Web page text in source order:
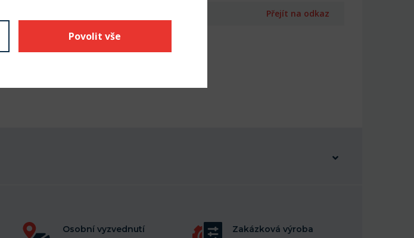
Přejít na odkaz
Osobní vyzvednutí
Zakázková výroba
Povolit vše